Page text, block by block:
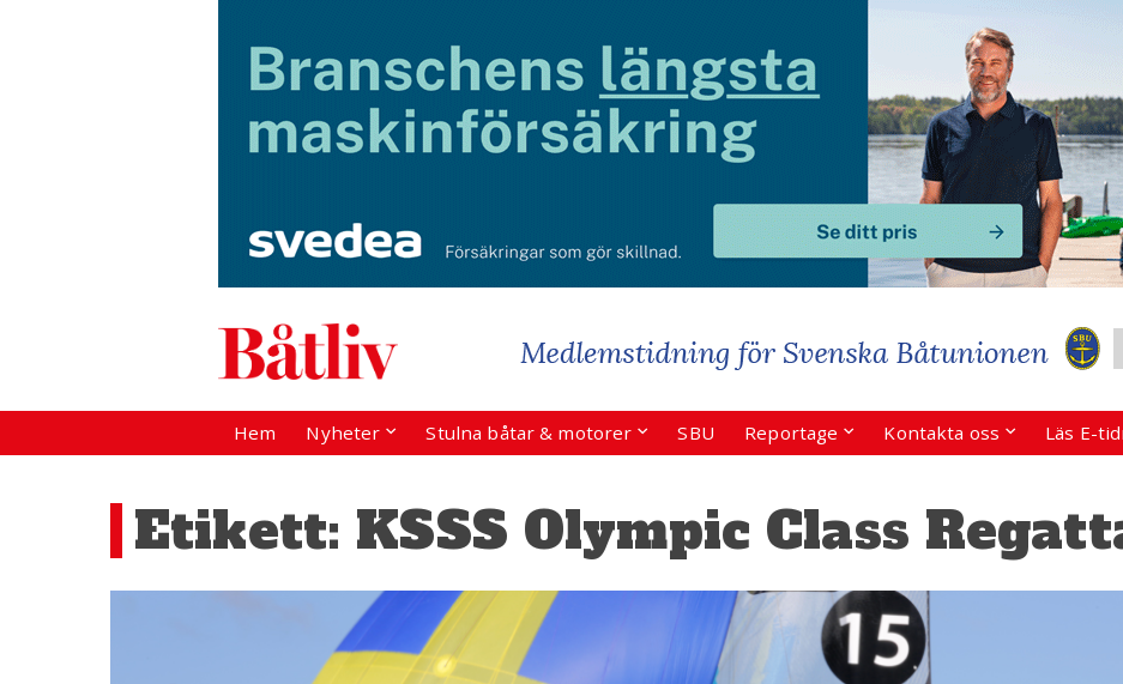
Hem Nyheter Stulna båtar & motorer SBU Reportage Kontakta oss Läs E-
Etikett: KSSS Olympic Class